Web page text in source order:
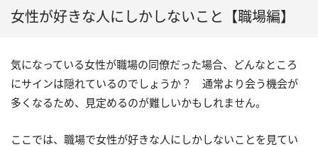
女性が好きな人にしかしないこと【職場編】
気になっている女性が職場の同僚だった場合、どんなところ
にサインは隠れているのでしょうか？ 通常より会う機会が
多くなるため、見定めるのが難しいかもしれません。
ここでは、職場で女性が好きな人にしかしないことを見てい